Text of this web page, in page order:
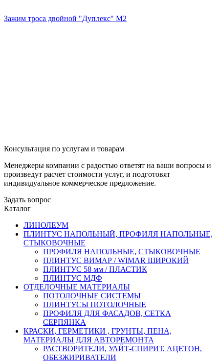
Зажим троса двойной "Дуплекс" М2
Консультация по услугам и товарам
Менеджеры компании с радостью ответят на ваши вопросы и
произведут расчет стоимости услуг, и подготовят
индивидуальное коммерческое предложение.
Задать вопрос
Каталог
ЛИНОЛЕУМ
ПЛИНТУС НАПОЛЬНЫЙ, ПРОФИЛЯ НАПОЛЬНЫЕ,
СТЫКОВОЧНЫЕ
ПРОФИЛЯ НАПОЛЬНЫЕ, СТЫКОВОЧНЫЕ
ПЛИНТУС ВИМАР / WIMAR ШИРОКИЙ
ПЛИНТУС 58 мм / ПЛАСТИК
ПЛИНТУС МДФ
ОТДЕЛОЧНЫЕ МАТЕРИАЛЫ
ПОТОЛОЧНЫЕ СИСТЕМЫ
ПЛИНТУСЫ ПОТОЛОЧНЫЕ
ПРОФИЛЯ ДЛЯ ФАСАДОВ, СЕТКА
СЕРПЯНКА
КРАСКИ, ГЕРМЕТИКИ , ГРУНТЫ, ПЕНА,
МАТЕРИАЛЫ ДЛЯ АВТОРЕМОНТА
РАСТВОРИТЕЛИ, УАЙТ-СПИРИТ, АЦЕТОН,
ОБЕЗЖИРИВАТЕЛИ